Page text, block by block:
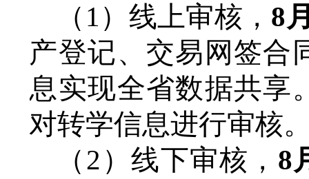
（ 1）线上审核 ， 8
产登记、交易网签合
息实现全省数据共享
对转学信息进行审核
（2）线下审核 ， 8